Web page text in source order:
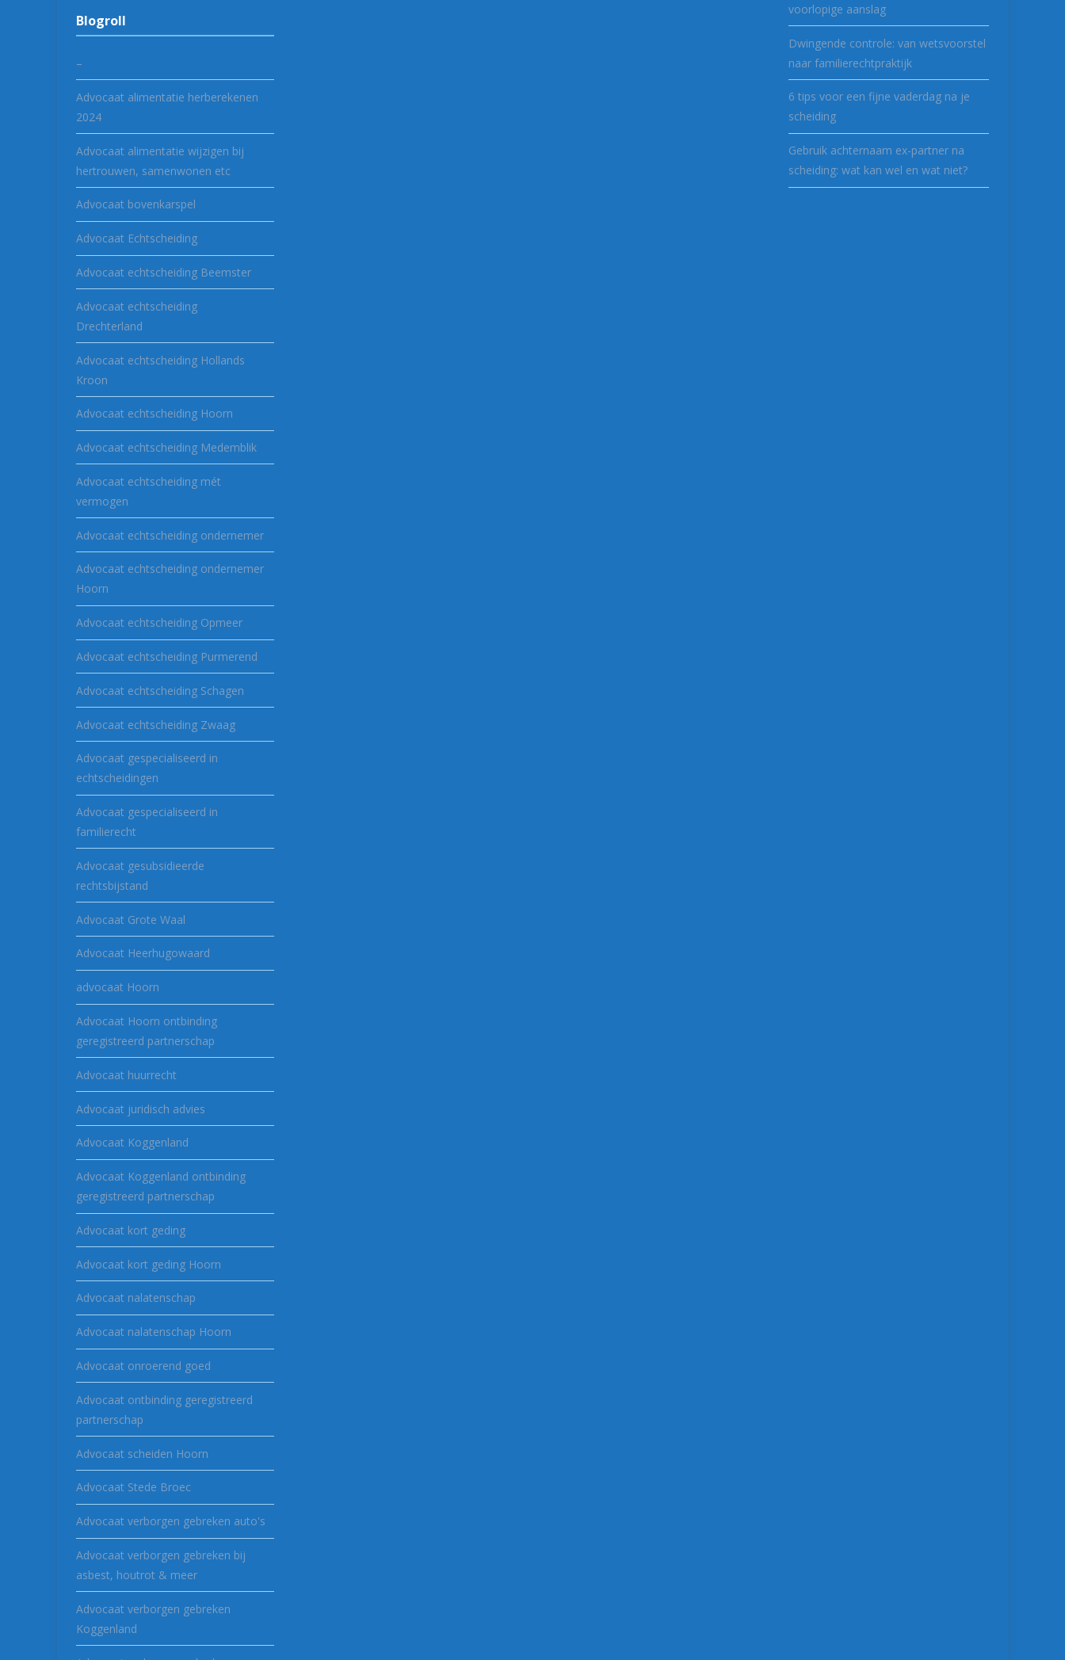
Blogroll
–
Advocaat alimentatie herberekenen
2024
Advocaat alimentatie wijzigen bij
hertrouwen, samenwonen etc
Advocaat bovenkarspel
Advocaat Echtscheiding
Advocaat echtscheiding Beemster
Advocaat echtscheiding
Drechterland
Advocaat echtscheiding Hollands
Kroon
Advocaat echtscheiding Hoorn
Advocaat echtscheiding Medemblik
Advocaat echtscheiding mét
vermogen
Advocaat echtscheiding ondernemer
Advocaat echtscheiding ondernemer
Hoorn
Advocaat echtscheiding Opmeer
Advocaat echtscheiding Purmerend
Advocaat echtscheiding Schagen
Advocaat echtscheiding Zwaag
Advocaat gespecialiseerd in
echtscheidingen
Advocaat gespecialiseerd in
familierecht
Advocaat gesubsidieerde
rechtsbijstand
Advocaat Grote Waal
Advocaat Heerhugowaard
advocaat Hoorn
Advocaat Hoorn ontbinding
geregistreerd partnerschap
Advocaat huurrecht
Advocaat juridisch advies
Advocaat Koggenland
Advocaat Koggenland ontbinding
geregistreerd partnerschap
Advocaat kort geding
Advocaat kort geding Hoorn
Advocaat nalatenschap
Advocaat nalatenschap Hoorn
Advocaat onroerend goed
Advocaat ontbinding geregistreerd
partnerschap
Advocaat scheiden Hoorn
Advocaat Stede Broec
Advocaat verborgen gebreken auto's
Advocaat verborgen gebreken bij
asbest, houtrot & meer
Advocaat verborgen gebreken
Koggenland
voorlopige aanslag
Dwingende controle: van wetsvoorstel
naar familierechtpraktijk
6 tips voor een fijne vaderdag na je
scheiding
Gebruik achternaam ex-partner na
scheiding: wat kan wel en wat niet?